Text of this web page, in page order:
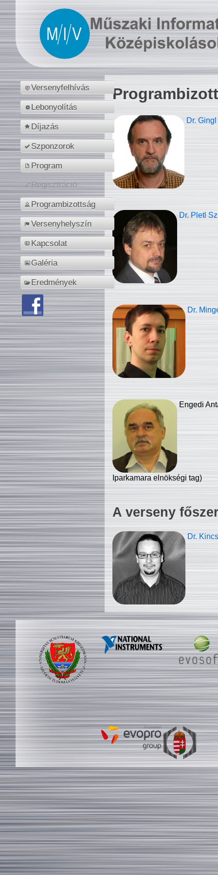
Versenyfelhívás
Lebonyolítás
Díjazás
Szponzorok
Program
Regisztráció
Programbizottság
Versenyhelyszín
Kapcsolat
Galéria
Eredmények
Dr.
Dr. Pletl
Dr.
Engedi
Iparkamara elnökségi tag)
A verseny
Dr.